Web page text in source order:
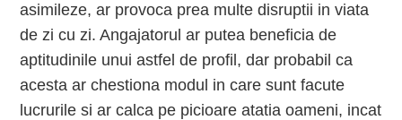
asimileze, ar provoca prea multe disruptii in viata
de zi cu zi. Angajatorul ar putea beneficia de
aptitudinile unui astfel de profil, dar probabil ca
acesta ar chestiona modul in care sunt facute
lucrurile si ar calca pe picioare atatia oameni, incat